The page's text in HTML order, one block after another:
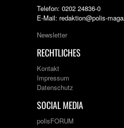
Telefon: 0202 24836-0
E-Mail: redaktion@polis-
Newsletter
RECHTLICHES
Kontakt
Impressum
Datenschutz
SOCIAL MEDIA
polisFORUM